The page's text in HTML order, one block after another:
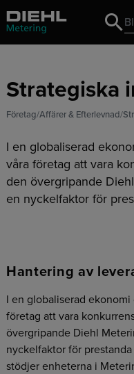
Strategiska
Företag Affärer & Efterlevnad
I en globaliserad
våra företag att vara
den övergripande
en nyckelfaktor för
Hantering av
I en globaliserad
företag att vara
övergripande Diehl
nyckelfaktor för
stödjer enheterna i